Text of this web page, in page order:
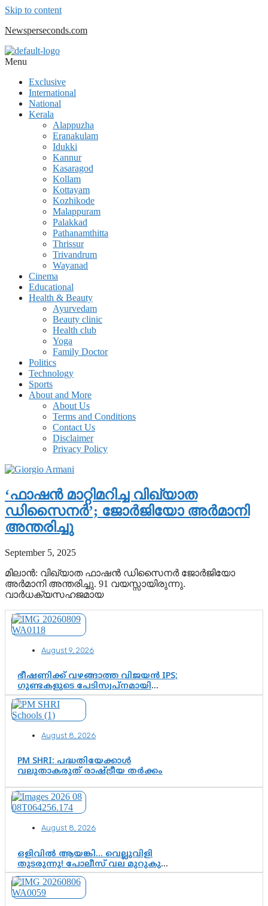
Skip to content
Newsperseconds.com
Menu
Exclusive
International
National
Kerala
Alappuzha
Eranakulam
Idukki
Kannur
Kasaragod
Kollam
Kottayam
Kozhikode
Malappuram
Palakkad
Pathanamthitta
Thrissur
Trivandrum
Wayanad
Cinema
Educational
Health & Beauty
Ayurvedam
Beauty clinic
Health club
Yoga
Family Doctor
Politics
Technology
Sports
About and More
About Us
Terms and Conditions
Contact Us
Disclaimer
Privacy Policy
‘ഫാഷന്‍ മാറ്റിമറിച്ച വിഖ്യാത
ഡിസൈനര്‍’; ജോര്‍ജിയോ അര്‍മാനി
അന്തരിച്ചു
September 5, 2025
മിലാന്‍: വിഖ്യാത ഫാഷന്‍ ഡിസൈനര്‍ ജോര്‍ജിയോ
അര്‍മാനി അന്തരിച്ചു. 91 വയസ്സായിരുന്നു.
വാര്‍ധക്യസഹജമായ
August 9, 2026
ഭീഷണിക്ക് വഴങ്ങാത്ത വിജയൻ IPS;
ഗുണ്ടകളുടെ പേടിസ്വപ്നമായി
കാർത്തിക്—ചെന്നിത്തലയുടെ ‘പവർ
ഹോം’ ഓപ്പറേഷനിൽ ആയങ്കി
കുടുങ്ങി!
August 8, 2026
PM SHRI: പദ്ധതിയേക്കാൾ
വലുതാകരുത് രാഷ്ട്രീയ തർക്കം
August 8, 2026
ഒളിവിൽ ആയങ്കി… വെല്ലുവിളി
തുടരുന്നു! പോലീസ് വല മുറുകുന്നു;
പിടികൂടാൻ SIT രംഗത്ത്. ഇനി ചോദ്യം
ആയങ്കി എവിടെ എന്നത് മാത്രം അല്ല
—ആയങ്കി കസ്റ്റഡിയിലായാൽ